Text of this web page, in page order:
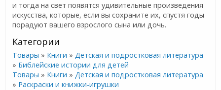
и тогда на свет появятся удивительные произведения
искусства, которые, если вы сохраните их, спустя годы
порадуют вашего взрослого сына или дочь.
Категории
Товары » Книги »Детская и подростковая литература
» Библейские истории для детей
Товары » Книги »Детская и подростковая литература
» Раскраски и книжки-игрушки